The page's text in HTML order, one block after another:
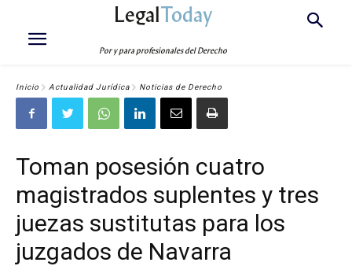
LegalToday
Por y para profesionales del Derecho
Inicio Actualidad Jurídica Noticias de Derecho
Toman posesión cuatro
magistrados suplentes y tres
juezas sustitutas para los
juzgados de Navarra